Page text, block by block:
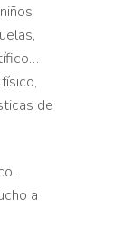
niños
de
a